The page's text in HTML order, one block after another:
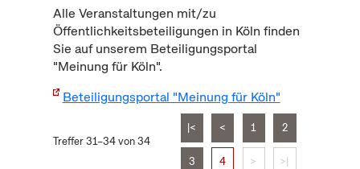
Alle Veranstaltungen mit/zu
Öffentlichkeitsbeteiligungen in Köln finden
Sie auf unserem Beteiligungsportal
"Meinung für Köln".
Beteiligungsportal "Meinung für Köln"
Treffer 31–34 von 34
|< < 1 2
3 4 > >|